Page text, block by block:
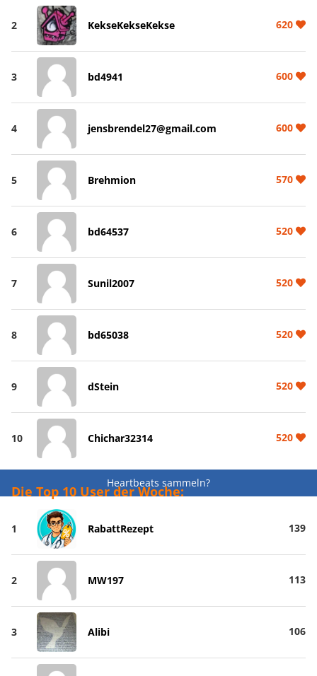
2 KekseKekseKekse 620
3 bd4941 600
4 jensbrendel27@gmail.com 600
5 Brehmion 570
6 bd64537 520
7 Sunil2007 520
8 bd65038 520
9 dStein 520
10 Chichar32314 520
Heartbeats sammeln?
Die Top 10 User der Woche:
1 RabattRezept 139
2 MW197 113
3 Alibi 106